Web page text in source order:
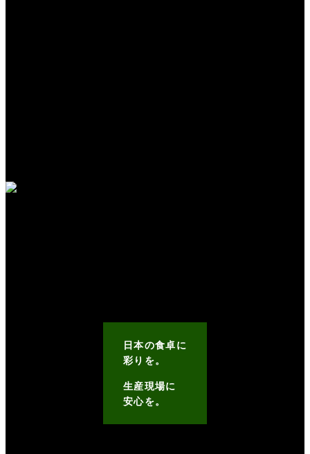
日本の食卓に
彩りを。
生産現場に
安心を。